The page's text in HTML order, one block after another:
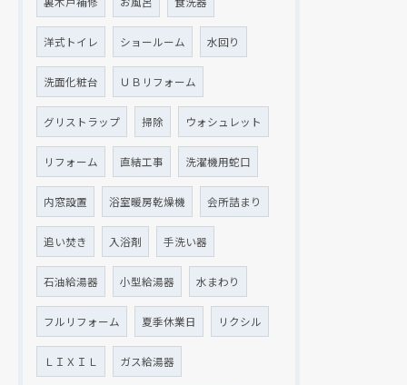
洋式トイレ ショールーム 水回り
洗面化粧台 ＵＢリフォーム
グリストラップ 掃除 ウォシュレット
リフォーム 直結工事 洗濯機用蛇口
内窓設置 浴室暖房乾燥機 会所詰まり
追い焚き 入浴剤 手洗い器
石油給湯器 小型給湯器 水まわり
フルリフォーム 夏季休業日 リクシル
ＬＩＸＩＬ ガス給湯器
現在、新聞に入っている折込チラシです。
現在、新聞に入っている折込チラシです。